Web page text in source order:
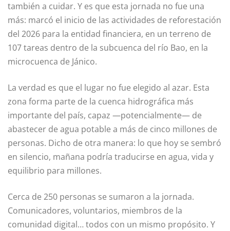
también a cuidar. Y es que esta jornada no fue una
más: marcó el inicio de las actividades de reforestación
del 2026 para la entidad financiera, en un terreno de
107 tareas dentro de la subcuenca del río Bao, en la
microcuenca de Jánico.
La verdad es que el lugar no fue elegido al azar. Esta
zona forma parte de la cuenca hidrográfica más
importante del país, capaz —potencialmente— de
abastecer de agua potable a más de cinco millones de
personas. Dicho de otra manera: lo que hoy se sembró
en silencio, mañana podría traducirse en agua, vida y
equilibrio para millones.
Cerca de 250 personas se sumaron a la jornada.
Comunicadores, voluntarios, miembros de la
comunidad digital… todos con un mismo propósito. Y